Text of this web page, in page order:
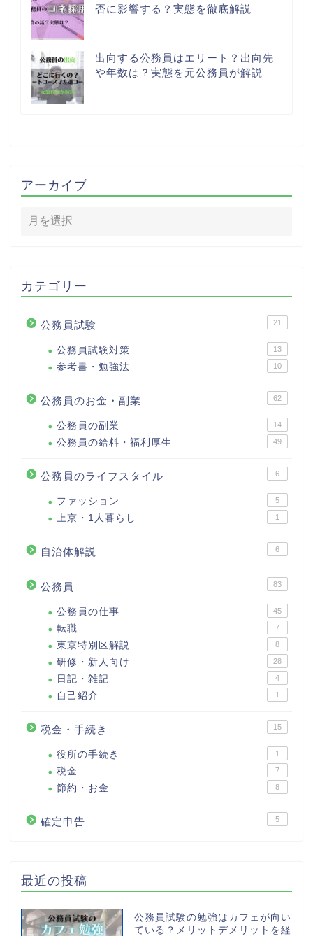
否に影響する？実態を徹底解説
出向する公務員はエリート？出向先
や年数は？実態を元公務員が解説
アーカイブ
カテゴリー
公務員試験 21
公務員試験対策 13
参考書・勉強法 10
公務員のお金・副業 62
公務員の副業 14
公務員の給料・福利厚生 49
公務員のライフスタイル 6
ファッション 5
上京・1人暮らし 1
自治体解説 6
公務員 83
公務員の仕事 45
転職 7
東京特別区解説 8
研修・新人向け 28
日記・雑記 4
自己紹介 1
税金・手続き 15
役所の手続き 1
税金 7
節約・お金 8
確定申告 5
最近の投稿
公務員試験の勉強はカフェが向い
ている？メリットデメリットを経